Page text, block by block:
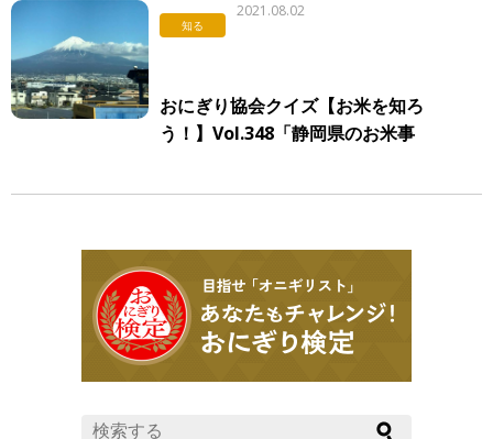
知る
2021.08.02
おにぎり協会クイズ【お米を知ろ
う！】Vol.348「静岡県のお米事